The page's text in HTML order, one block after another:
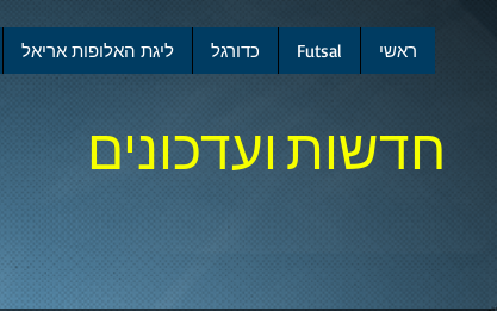
ליגת האלופות אריאל כדורגל Futsal ראשי
חדשות ועדכונים